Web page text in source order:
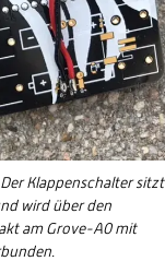
Klappenschalter sitzt
wird über den
am Grove-A0 mit